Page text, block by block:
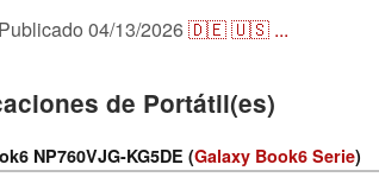
Publicado 04/13/2026🇩🇪🇺🇸 ...
de Portátil(es)
NP760VJG-KG5DE (Galaxy Book6 Serie)